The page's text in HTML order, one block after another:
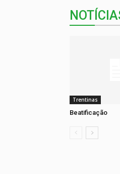
Trentinas
Beatificação